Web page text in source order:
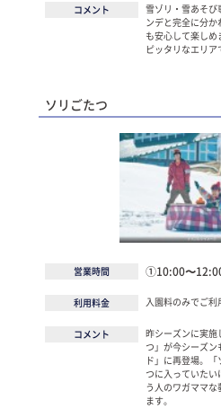
コメント
雪ゾリ・雪あそび
ンデと完全に分
も安心して楽し
ピッタリなエリア
ソリごたつ
営業時間 ①10:00〜
利用料金 入園料のみでご
コメント
昨シーズンに実施
つ」が今シーズ
ド」に再登場。
つに入っていた
う人のワガママな
ます。